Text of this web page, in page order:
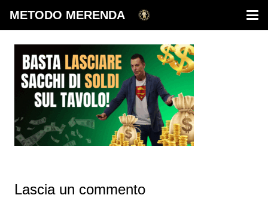
METODO MERENDA
Lascia un commento